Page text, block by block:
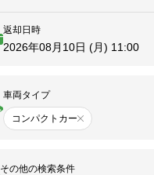
返却日時
2026年08月10日 (月) 11:00
車両タイプ
コンパクトカー
その他の検索条件